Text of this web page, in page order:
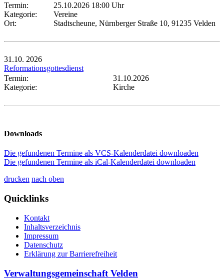
Termin:
25.10.2026 18:00 Uhr
Kategorie:
Vereine
Ort:
Stadtscheune, Nürnberger Straße 10, 91235 Velden
31.10. 2026
Reformationsgottesdienst
Termin:
31.10.2026
Kategorie:
Kirche
Downloads
Die gefundenen Termine als VCS-Kalenderdatei downloaden
Die gefundenen Termine als iCal-Kalenderdatei downloaden
drucken nach oben
Quicklinks
Kontakt
Inhaltsverzeichnis
Impressum
Datenschutz
Erklärung zur Barrierefreiheit
Verwaltungsgemeinschaft Velden